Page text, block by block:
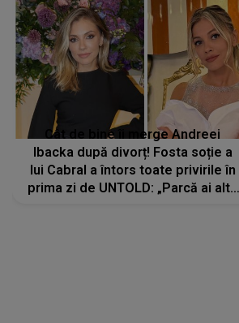
Cât de bine îi merge Andreei
Ibacka după divorț! Fosta soție a
lui Cabral a întors toate privirile în
prima zi de UNTOLD: „Parcă ai altă